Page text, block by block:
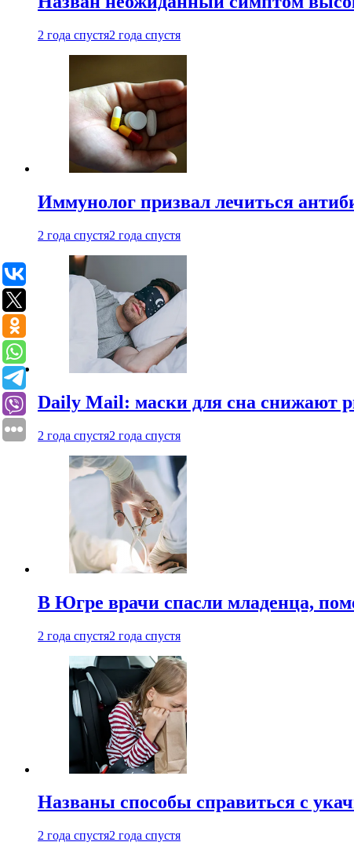
2 года спустя2 года спустя
Иммунолог призвал лечиться
2 года спустя2 года спустя
Daily Mail: маски для сна снижают
2 года спустя2 года спустя
В Югре врачи спасли младенца,
2 года спустя2 года спустя
Названы способы справиться с
2 года спустя2 года спустя